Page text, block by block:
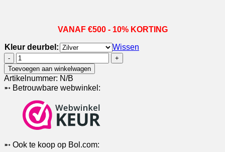
VANAF €500 - 10% KORTING
Kleur deurbel:
Wissen
DS6706
PRO
|
HD
internet
deurbel
met
camera
of
Toevoegen aan winkelwagen
Artikelnummer: N/B
➵ Betrouwbare webwinkel:
➵ Ook te koop op Bol.com: